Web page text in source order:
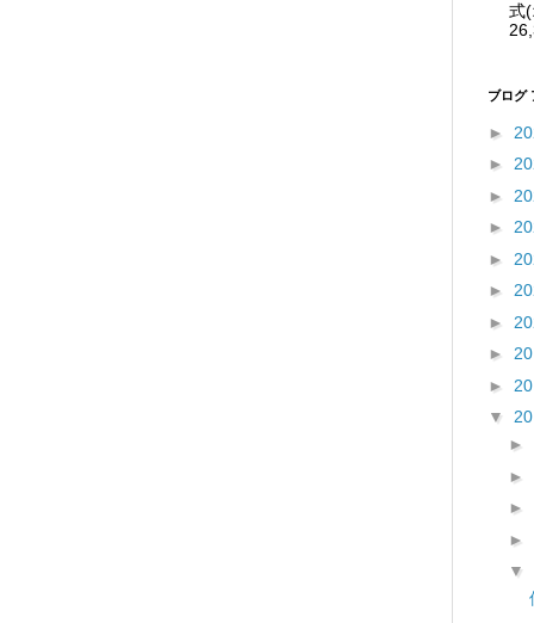
式
ブログ
►
►
►
►
►
►
►
►
►
▼
►
►
►
►
▼